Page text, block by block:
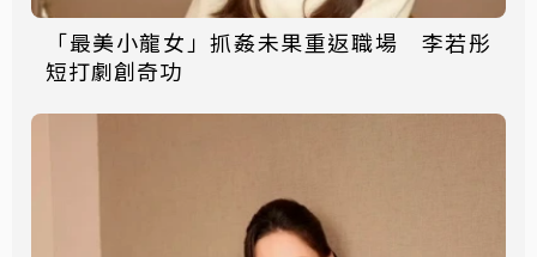
「最美小龍女」抓姦未果重返職場 李若彤
短打劇創奇功